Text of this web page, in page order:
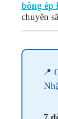
bông ép
chuyên
📍